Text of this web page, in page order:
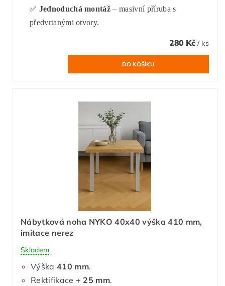
✅ Jednoduchá montáž – masivní příruba s
předvrtanými otvory.
280 Kč / ks
Nábytková noha NYKO 40x40 výška 410 mm,
imitace nerez
Skladem
Výška 410 mm.
Rektifikace + 25 mm.